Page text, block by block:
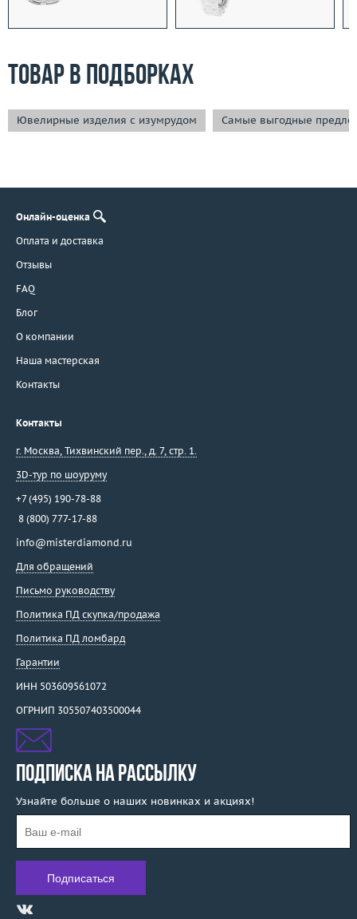
Товар в подборках
Ювелирные изделия с изумрудом Самые выгодные
Онлайн-оценка
Оплата и доставка
Отзывы
FAQ
Блог
О компании
Наша мастерская
Контакты
Контакты
г. Москва, Тихвинский пер., д. 7, стр. 1.
3D-тур по шоуруму
+7 (495) 190-78-88
8 (800) 777-17-88
info@misterdiamond.ru
Для обращений
Письмо руководству
Политика ПД скупка/продажа
Политика ПД ломбард
Гарантии
ИНН 503609561072
ОГРНИП 305507403500044
ПОДПИСКА НА РАССЫЛКУ
Узнайте больше о наших новинках и акциях!